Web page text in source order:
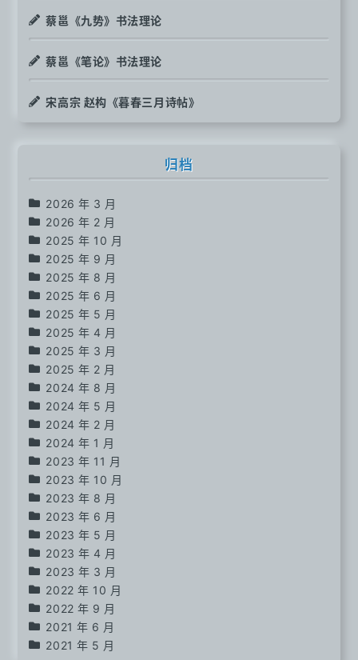
蔡邕《九势》书法理论
蔡邕《笔论》书法理论
宋高宗 赵构《暮春三月诗帖》
归档
2026 年 3 月
2026 年 2 月
2025 年 10 月
2025 年 9 月
2025 年 8 月
2025 年 6 月
2025 年 5 月
2025 年 4 月
2025 年 3 月
2025 年 2 月
2024 年 8 月
2024 年 5 月
2024 年 2 月
2024 年 1 月
2023 年 11 月
2023 年 10 月
2023 年 8 月
2023 年 6 月
2023 年 5 月
2023 年 4 月
2023 年 3 月
2022 年 10 月
2022 年 9 月
2021 年 6 月
2021 年 5 月